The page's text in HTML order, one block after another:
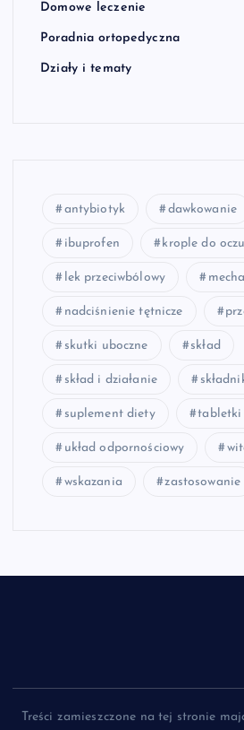
Domowe leczenie
Poradnia ortopedyczna
Działy i tematy
antybiotyk dawkowanie
ibuprofen krople do oczu
lek przeciwbólowy
nadciśnienie tętnicze
skutki uboczne skład
skład i działanie
suplement diety tabletki
układ odpornościowy
wskazania zastosowanie
Treści zamieszczone na tej stronie